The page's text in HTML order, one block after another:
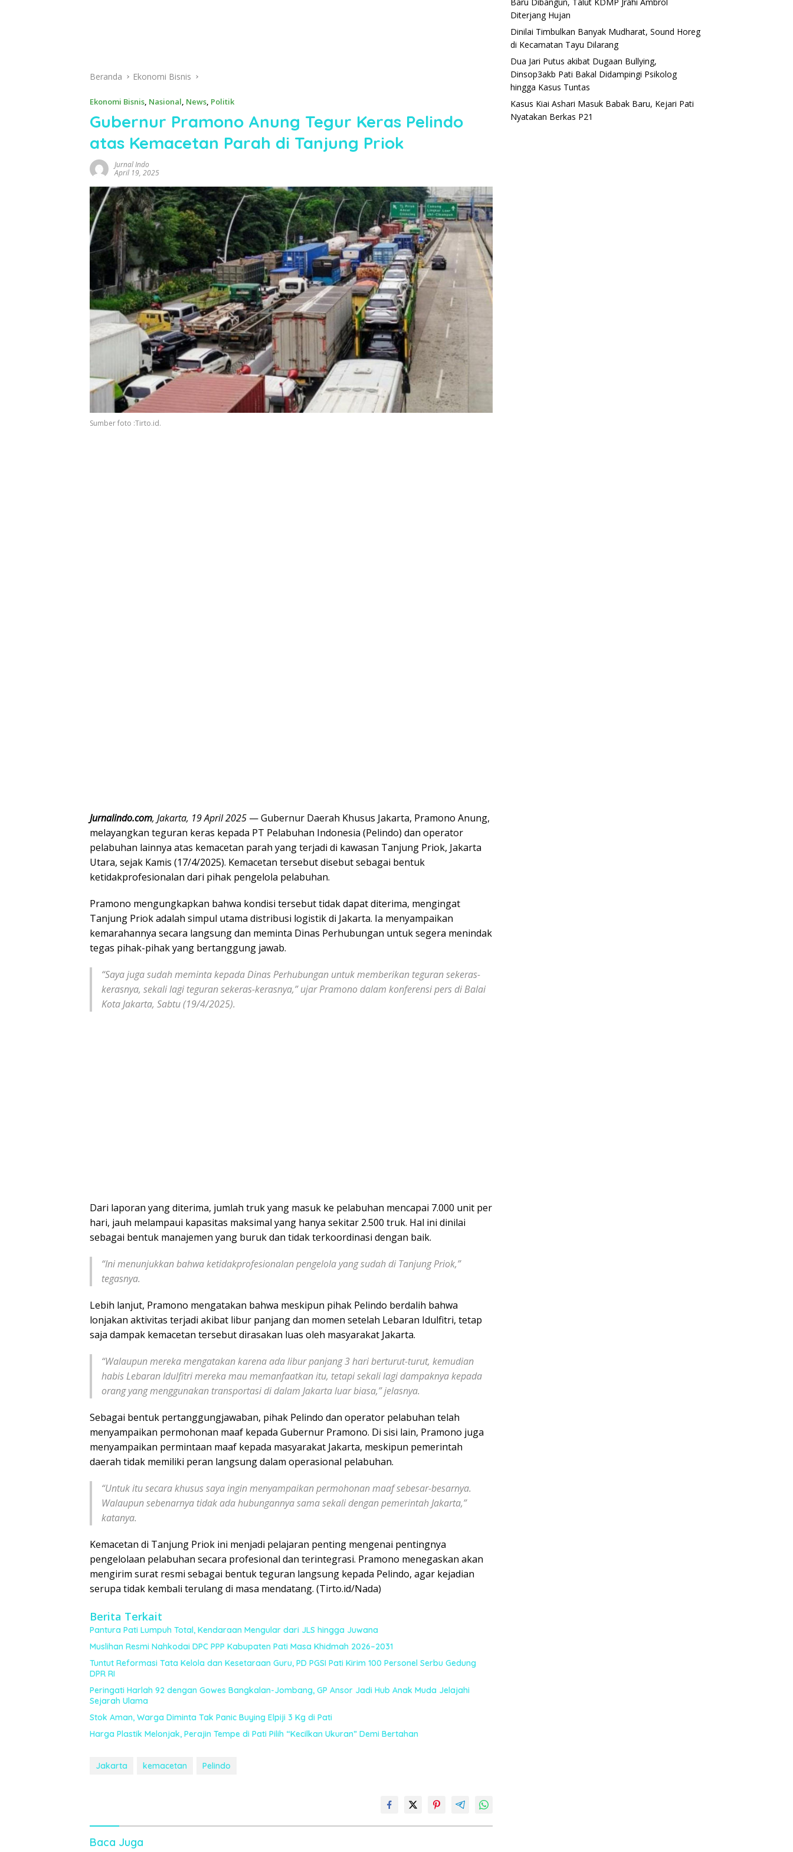
Beranda Ekonomi Bisnis
Ekonomi Bisnis, Nasional, News, Politik
Gubernur Pramono Anung Tegur Keras Pelindo
atas Kemacetan Parah di Tanjung Priok
Jurnal Indo
April 19, 2025
Sumber foto :Tirto.id.
Jurnalindo.com, Jakarta, 19 April 2025 — Gubernur Daerah Khusus Jakarta, Pramono Anung,
melayangkan teguran keras kepada PT Pelabuhan Indonesia (Pelindo) dan operator
pelabuhan lainnya atas kemacetan parah yang terjadi di kawasan Tanjung Priok, Jakarta
Utara, sejak Kamis (17/4/2025). Kemacetan tersebut disebut sebagai bentuk
ketidakprofesionalan dari pihak pengelola pelabuhan.
Pramono mengungkapkan bahwa kondisi tersebut tidak dapat diterima, mengingat
Tanjung Priok adalah simpul utama distribusi logistik di Jakarta. Ia menyampaikan
kemarahannya secara langsung dan meminta Dinas Perhubungan untuk segera menindak
tegas pihak-pihak yang bertanggung jawab.
“Saya juga sudah meminta kepada Dinas Perhubungan untuk memberikan teguran sekeras-
kerasnya, sekali lagi teguran sekeras-kerasnya,” ujar Pramono dalam konferensi pers di Balai
Kota Jakarta, Sabtu (19/4/2025).
Dari laporan yang diterima, jumlah truk yang masuk ke pelabuhan mencapai 7.000 unit per
hari, jauh melampaui kapasitas maksimal yang hanya sekitar 2.500 truk. Hal ini dinilai
sebagai bentuk manajemen yang buruk dan tidak terkoordinasi dengan baik.
“Ini menunjukkan bahwa ketidakprofesionalan pengelola yang sudah di Tanjung Priok,”
tegasnya.
Lebih lanjut, Pramono mengatakan bahwa meskipun pihak Pelindo berdalih bahwa
lonjakan aktivitas terjadi akibat libur panjang dan momen setelah Lebaran Idulfitri, tetap
saja dampak kemacetan tersebut dirasakan luas oleh masyarakat Jakarta.
“Walaupun mereka mengatakan karena ada libur panjang 3 hari berturut-turut, kemudian
habis Lebaran Idulfitri mereka mau memanfaatkan itu, tetapi sekali lagi dampaknya kepada
orang yang menggunakan transportasi di dalam Jakarta luar biasa,” jelasnya.
Sebagai bentuk pertanggungjawaban, pihak Pelindo dan operator pelabuhan telah
menyampaikan permohonan maaf kepada Gubernur Pramono. Di sisi lain, Pramono juga
menyampaikan permintaan maaf kepada masyarakat Jakarta, meskipun pemerintah
daerah tidak memiliki peran langsung dalam operasional pelabuhan.
“Untuk itu secara khusus saya ingin menyampaikan permohonan maaf sebesar-besarnya.
Walaupun sebenarnya tidak ada hubungannya sama sekali dengan pemerintah Jakarta,”
katanya.
Kemacetan di Tanjung Priok ini menjadi pelajaran penting mengenai pentingnya
pengelolaan pelabuhan secara profesional dan terintegrasi. Pramono menegaskan akan
mengirim surat resmi sebagai bentuk teguran langsung kepada Pelindo, agar kejadian
serupa tidak kembali terulang di masa mendatang. (Tirto.id/Nada)
Berita Terkait
Pantura Pati Lumpuh Total, Kendaraan Mengular dari JLS hingga Juwana
Muslihan Resmi Nahkodai DPC PPP Kabupaten Pati Masa Khidmah 2026–2031
Tuntut Reformasi Tata Kelola dan Kesetaraan Guru, PD PGSI Pati Kirim 100 Personel Serbu Gedung
DPR RI
Peringati Harlah 92 dengan Gowes Bangkalan-Jombang, GP Ansor Jadi Hub Anak Muda Jelajahi
Sejarah Ulama
Stok Aman, Warga Diminta Tak Panic Buying Elpiji 3 Kg di Pati
Harga Plastik Melonjak, Perajin Tempe di Pati Pilih “Kecilkan Ukuran” Demi Bertahan
Jakarta kemacetan Pelindo
Baca Juga
Diterjang Hujan
Dinilai Timbulkan Banyak Mudharat, Sound Horeg
di Kecamatan Tayu Dilarang
Dua Jari Putus akibat Dugaan Bullying,
Dinsop3akb Pati Bakal Didampingi Psikolog
hingga Kasus Tuntas
Kasus Kiai Ashari Masuk Babak Baru, Kejari Pati
Nyatakan Berkas P21